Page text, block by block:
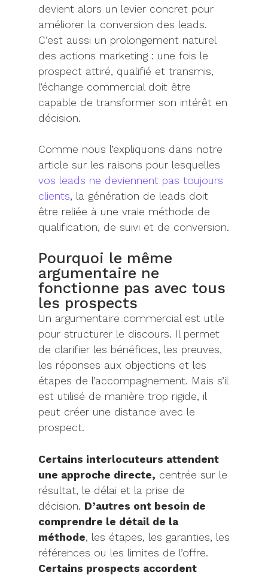
devient alors un levier concret pour
améliorer la conversion des leads.
C’est aussi un prolongement naturel
des actions marketing : une fois le
prospect attiré, qualifié et transmis,
l’échange commercial doit être
capable de transformer son intérêt en
décision.
Comme nous l’expliquons dans notre
article sur les raisons pour lesquelles
vos leads ne deviennent pas toujours
clients, la génération de leads doit
être reliée à une vraie méthode de
qualification, de suivi et de conversion.
Pourquoi le même
argumentaire ne
fonctionne pas avec tous
les prospects
Un argumentaire commercial est utile
pour structurer le discours. Il permet
de clarifier les bénéfices, les preuves,
les réponses aux objections et les
étapes de l’accompagnement. Mais s’il
est utilisé de manière trop rigide, il
peut créer une distance avec le
prospect.
Certains interlocuteurs attendent
une approche directe, centrée sur le
résultat, le délai et la prise de
décision. D’autres ont besoin de
comprendre le détail de la
méthode, les étapes, les garanties, les
références ou les limites de l’offre.
Certains prospects accordent